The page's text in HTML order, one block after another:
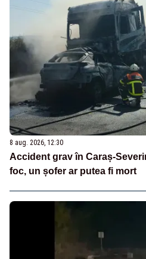
8 aug. 2026, 12:30
Accident grav în Caraș-
foc, un șofer ar putea fi mort